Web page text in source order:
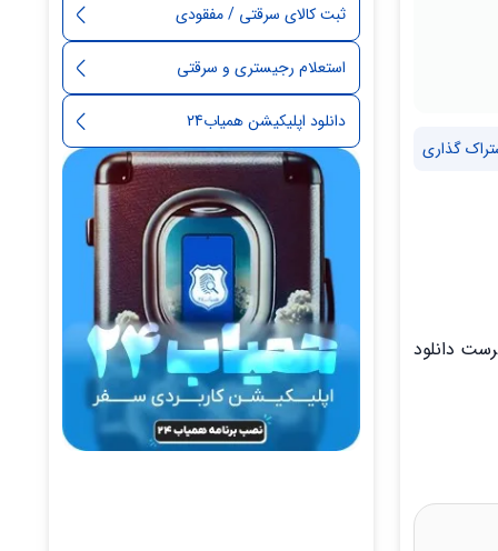
گذاری
دانلود
ثبت کالای سرقتی / مفقودی
استعلام رجیستری و سرقتی
دانلود اپلیکیشن همیاب24